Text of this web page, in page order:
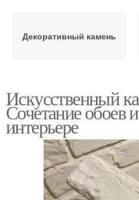
Декоративный камень
Искусственный
Сочетание обоев
интерьере